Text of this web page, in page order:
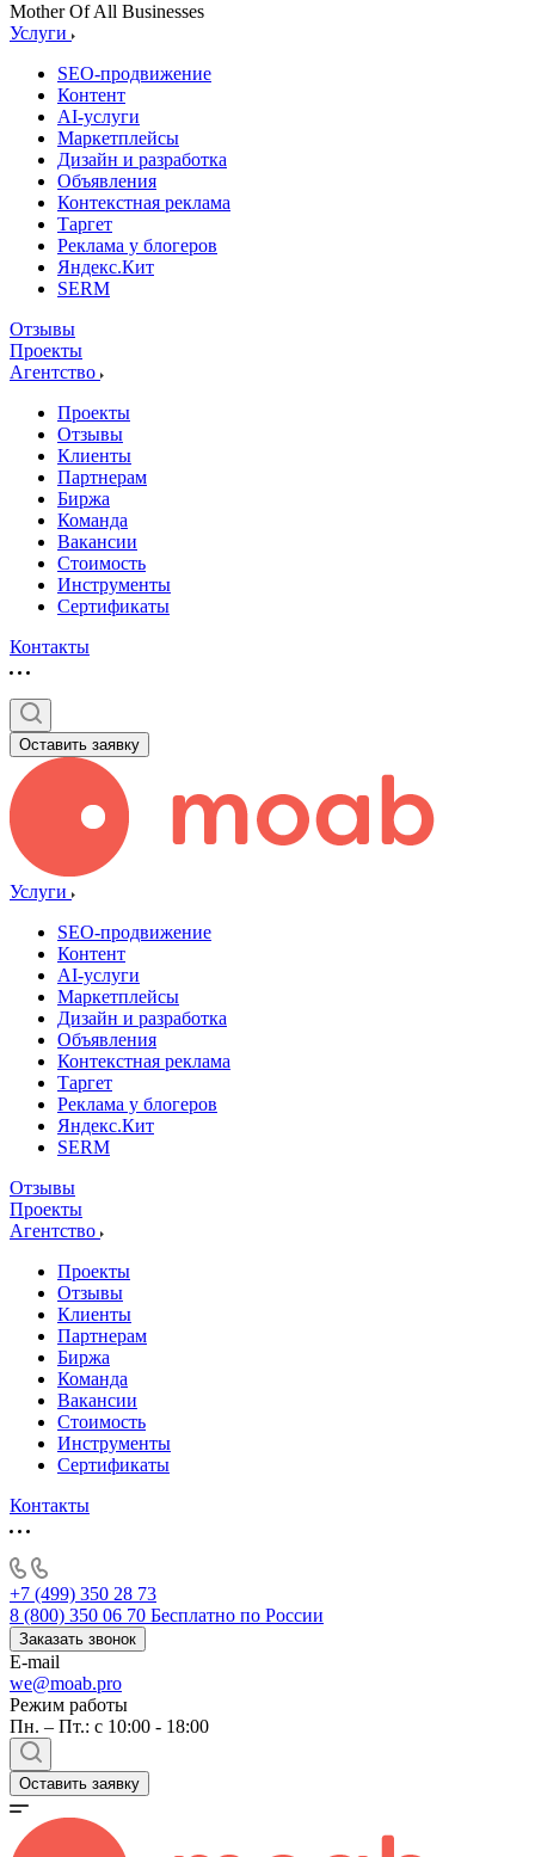
Mother Of All Businesses
Услуги
SEO-продвижение
Контент
AI-услуги
Маркетплейсы
Дизайн и разработка
Объявления
Контекстная реклама
Таргет
Реклама у блогеров
Яндекс.Кит
SERM
Отзывы
Проекты
Агентство
Проекты
Отзывы
Клиенты
Партнерам
Биржа
Команда
Вакансии
Стоимость
Инструменты
Сертификаты
Контакты
Оставить заявку
Услуги
SEO-продвижение
Контент
AI-услуги
Маркетплейсы
Дизайн и разработка
Объявления
Контекстная реклама
Таргет
Реклама у блогеров
Яндекс.Кит
SERM
Отзывы
Проекты
Агентство
Проекты
Отзывы
Клиенты
Партнерам
Биржа
Команда
Вакансии
Стоимость
Инструменты
Сертификаты
Контакты
+7 (499) 350 28 73
8 (800) 350 06 70 Бесплатно по России
Заказать звонок
E-mail
we@moab.pro
Режим работы
Пн. – Пт.: с 10:00 - 18:00
Оставить заявку